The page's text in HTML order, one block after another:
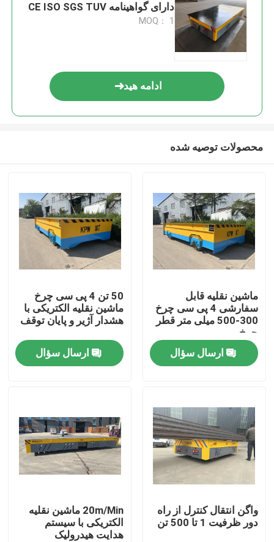
صفحه اصلی
محصولات
فیلم های
درباره ما
تور کارخانه
کنترل کیفیت
با ما تماس بگیرید
دارای گواهینامه CE ISO SGS TUV
MOQ： 1
ادامه هید
محصولات توصیه شده
ماشین نقلیه قابل
سفارشی 4 پی سی چرخ
300-500 میلی متر قطر
چرخ
ارسال سؤال
50 تن 4 پی سی چرخ
ماشین نقلیه الکتریکی با
هشدار آژیر و پایان توقف
ارسال سؤال
واگن انتقال کنترل از راه
دور ظرفیت 1 تا 500 تن
20m/Min ماشین نقلیه
الکتریکی با سیستم
هدایت هیدرولیک